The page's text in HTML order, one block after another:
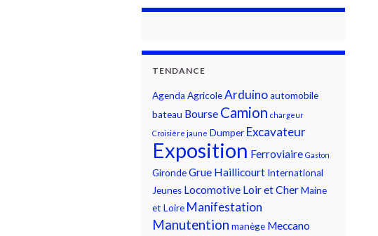
TENDANCE
Agenda AgricoleArduinoautomobile
bateau Bourse Camion chargeur
Croisière jaune Dumper Excavateur
Exposition Ferroviaire Gaston
GirondeGrue Haillicourt International
Jeunes Locomotive Loir et CherMaine
et Loire Manifestation
Manutention manège Meccano